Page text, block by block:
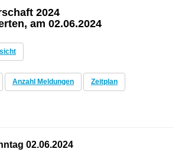
2024
am 02.06.2024
Anzahl Meldungen Zeitplan
02.06.2024